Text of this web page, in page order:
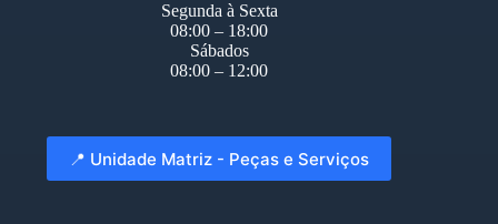
Segunda à Sexta
08:00 – 18:00
Sábados
08:00 – 12:00
📍 Unidade Matriz - Peças e Serviços